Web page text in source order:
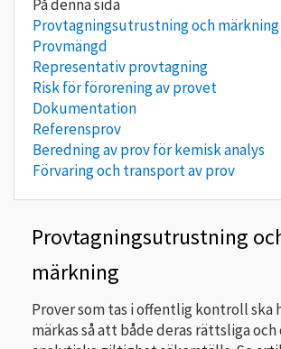
Provtagningsutrustning och märkning
Provmängd
Representativ provtagning
Risk för förorening av provet
Dokumentation
Referensprov
Beredning av prov för kemisk analys
Förvaring och transport av prov
Provtagningsutrustning
märkning
Prover som tas i offentlig kontroll ska
märkas så att både deras rättsliga och